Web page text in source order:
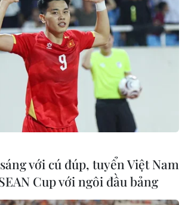
châu Âu trong trạng thái
hàng Mỹ
của ngân hàng JPMorgan lo ngại
mại có thể là ngành tiếp theo sẽ
đề trong ngành ngân hàng toàn
hoảng tín dụng.
với cú đúp, tuyển Việt Nam
Cup với ngôi đầu bảng